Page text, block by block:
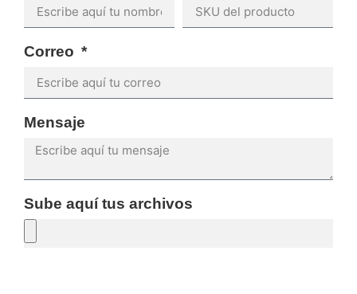
Correo
Mensaje
Sube aquí tus archivos